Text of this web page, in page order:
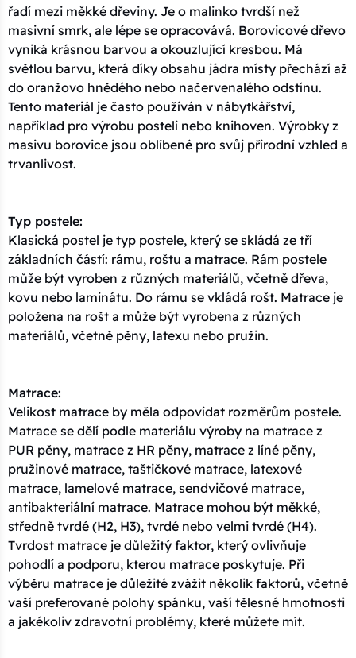
řadí mezi měkké dřeviny. Je o malinko tvrdší než
masivní smrk, ale lépe se opracovává. Borovicové dřevo
vyniká krásnou barvou a okouzlující kresbou. Má
světlou barvu, která díky obsahu jádra místy přechází až
do oranžovo hnědého nebo načervenalého odstínu.
Tento materiál je často používán v nábytkářství,
například pro výrobu postelí nebo knihoven. Výrobky z
masivu borovice jsou oblíbené pro svůj přírodní vzhled a
trvanlivost.
Typ postele:
Klasická postel je typ postele, který se skládá ze tří
základních částí: rámu, roštu a matrace. Rám postele
může být vyroben z různých materiálů, včetně dřeva,
kovu nebo laminátu. Do rámu se vkládá rošt. Matrace je
položena na rošt a může být vyrobena z různých
materiálů, včetně pěny, latexu nebo pružin.
Matrace:
Velikost matrace by měla odpovídat rozměrům postele.
Matrace se dělí podle materiálu výroby na matrace z
PUR pěny, matrace z HR pěny, matrace z líné pěny,
pružinové matrace, taštičkové matrace, latexové
matrace, lamelové matrace, sendvičové matrace,
antibakteriální matrace. Matrace mohou být měkké,
středně tvrdé (H2, H3), tvrdé nebo velmi tvrdé (H4).
Tvrdost matrace je důležitý faktor, který ovlivňuje
pohodlí a podporu, kterou matrace poskytuje. Při
výběru matrace je důležité zvážit několik faktorů, včetně
vaší preferované polohy spánku, vaší tělesné hmotnosti
a jakékoliv zdravotní problémy, které můžete mít.